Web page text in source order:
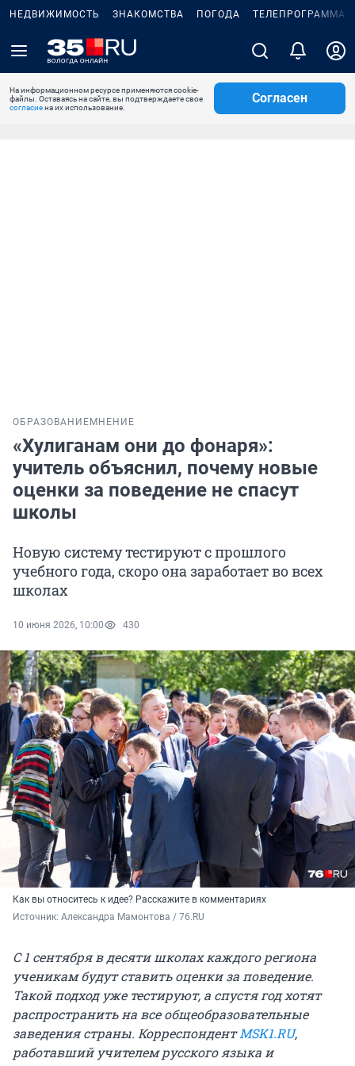
НЕДВИЖИМОСТЬ ЗНАКОМСТВА ПОГОДА ТЕЛЕПРОГРАММА
На информационном ресурсе применяются cookie-
файлы. Оставаясь на сайте, вы подтверждаете свое
согласиена их использование.
Согласен
ОБРАЗОВАНИЕ МНЕНИЕ
«Хулиганам они до фонаря»:
учитель объяснил, почему новые
оценки за поведение не спасут
школы
Новую систему тестируют с прошлого
учебного года, скоро она заработает во всех
школах
10 июня 2026, 10:00 430
Как вы относитесь к идее? Расскажите в комментариях
Источник: Александра Мамонтова / 76.RU
С 1 сентября в десяти школах каждого региона
ученикам будут ставить оценки за поведение.
Такой подход уже тестируют, а спустя год хотят
распространить на все общеобразовательные
заведения страны. КорреспондентMSK1.RU,
работавший учителем русского языка и